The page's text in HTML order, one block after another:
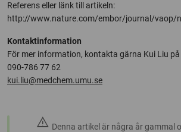
Referens eller länk till artikeln:
http://www.nature.com/embor/journal/vaop/
Kontaktinformation
För mer information, kontakta gärna Kui Liu på
090-786 77 62
kui.liu@medchem.umu.se
warning Denna artikel är några år gammal